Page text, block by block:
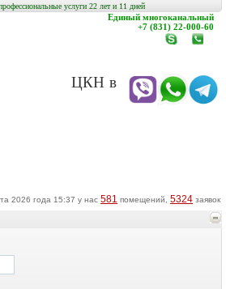
услуги 22 лет и 11 дней
в
Единый многоканальный
+7 (831) 22-000-60
www.c-
2026 года 15:37 у нас 581 помещений, 5324 заявок